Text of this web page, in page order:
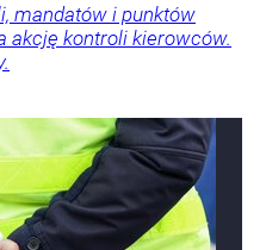
mandatów i punktów
akcję kontroli kierowców.